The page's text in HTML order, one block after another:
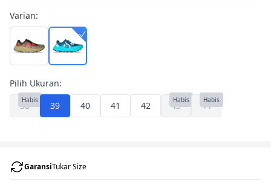
Varian:
Pilih Ukuran:
38
Habis 39 40 41 42 43
Habis 44
Habis
GaransiTukar Size